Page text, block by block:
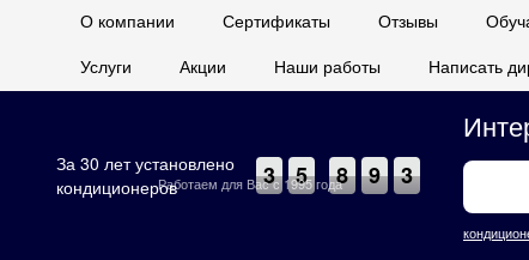
О компании Сертификаты Отзывы
Услуги
Акции Наши работы Написать
Работаем для Вас с 1995 года
За 30 лет установлено
кондиционеров
3 5 8 9 3